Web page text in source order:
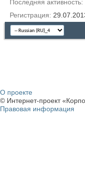
Последняя активность
Регистрация
О проекте
© Интернет-проект
Правовая информация